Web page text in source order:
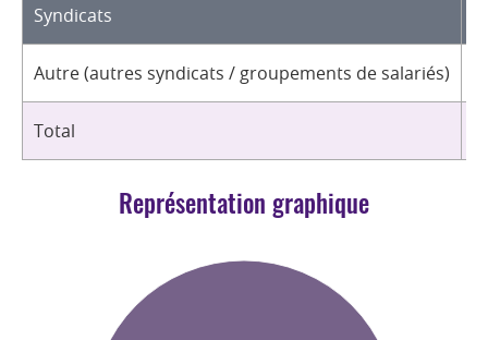
Syndicats
Autre (autres syndicats / groupements de salariés)
Total
Représentation graphique